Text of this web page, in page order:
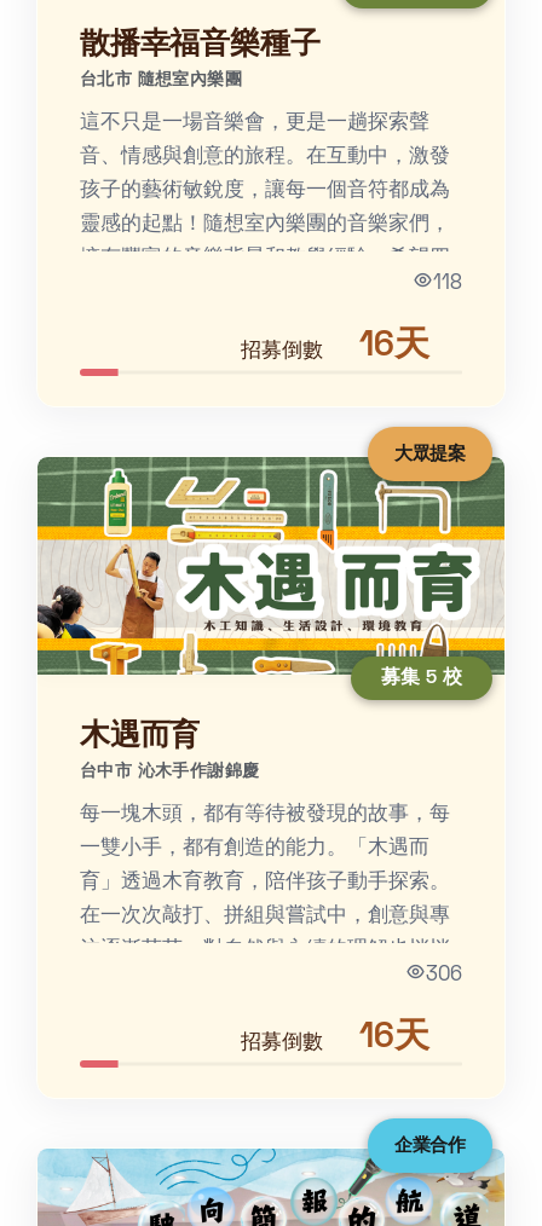
散播幸福音樂種子
台北市 隨想室內樂團
這不只是一場音樂會，更是一趟探索聲
音、情感與創意的旅程。在互動中，激發
孩子的藝術敏銳度，讓每一個音符都成為
靈感的起點！隨想室內樂團的音樂家們，
118
招募倒數 16天
大眾提案
募集 5 校
木遇而育
台中市 沁木手作謝錦慶
每一塊木頭，都有等待被發現的故事，每
一雙小手，都有創造的能力。「木遇而
育」透過木育教育，陪伴孩子動手探索。
在一次次敲打、拼組與嘗試中，創意與專
306
招募倒數 16天
企業合作